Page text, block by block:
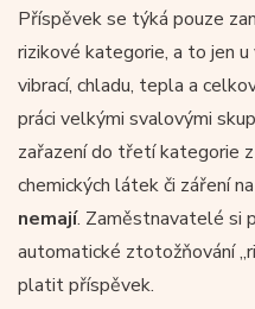
Příspěvek se týká pouze
rizikové kategorie, a to jen
vibrací, chladu, tepla a
práci velkými svalovými
zařazení do třetí kategorie z
chemických látek či záření
nemají. Zaměstnavatelé si
automatické ztotožňování
platit příspěvek.